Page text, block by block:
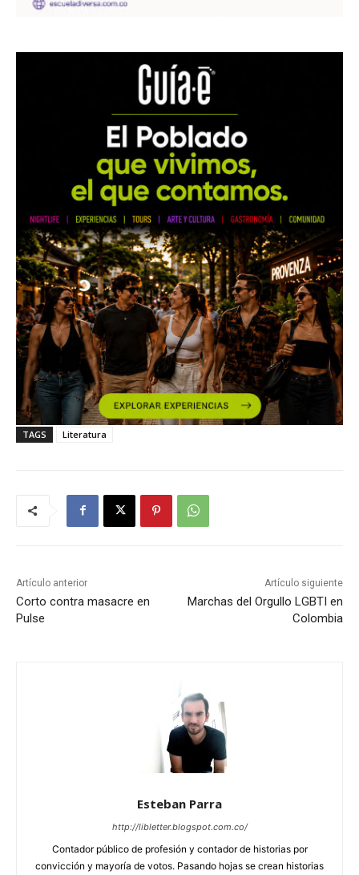
TAGS Literatura
Artículo anterior
Corto contra masacre en
Pulse
Artículo siguiente
Marchas del Orgullo LGBTI en
Colombia
Esteban Parra
http://libletter.blogspot.com.co/
Contador público de profesión y contador de historias por
convicción y mayoría de votos. Pasando hojas se crean historias